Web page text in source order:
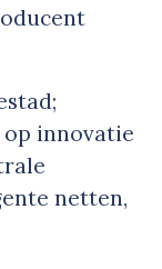
innovatie
netten,